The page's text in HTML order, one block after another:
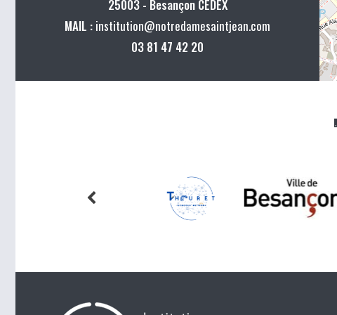
25003 - Besançon CEDEX
MAIL : institution@notredamesaintjean.com
03 81 47 42 20